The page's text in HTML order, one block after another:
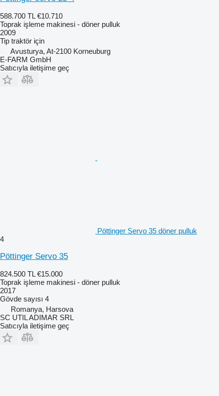
588.700 TL €10.710
Toprak işleme makinesi - döner pulluk
2009
Tip traktör için
Avusturya, At-2100 Korneuburg
E-FARM GmbH
Satıcıyla iletişime geç
Pöttinger Servo 35 döner pulluk
4
Pöttinger Servo 35
824.500 TL €15.000
Toprak işleme makinesi - döner pulluk
2017
Gövde sayısı 4
Romanya, Harsova
SC UTIL ADIMAR SRL
Satıcıyla iletişime geç